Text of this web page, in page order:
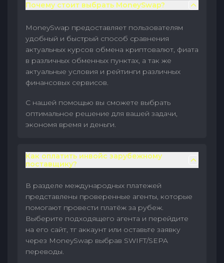
Почему стоит выбрать MoneySwap?
MoneySwap предоставляет пользователям
удобный и быстрый способ сравнения
актуальных курсов обмена криптовалют, фиата
в различных обменных пунктах, а так же
актуальные условия и рейтинги различных
финансовых сервисов.
С нашей помощью вы сможете выбрать
оптимальное решение для вашей задачи,
экономя время и деньги.
Как оплатить инвойс зарубежному
поставщику?
В разделе международных платежей
представлены проверенные агенты, которые
помогают провести платёж за рубеж.
Выберите подходящего агента и перейдите
на его сайт, тг аккаунт или оставьте заявку
через MoneySwap выбрав SWIFT/SEPA
переводы.